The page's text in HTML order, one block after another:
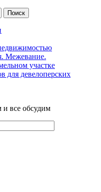
Межевание.
участке
для девелоперских
все обсудим